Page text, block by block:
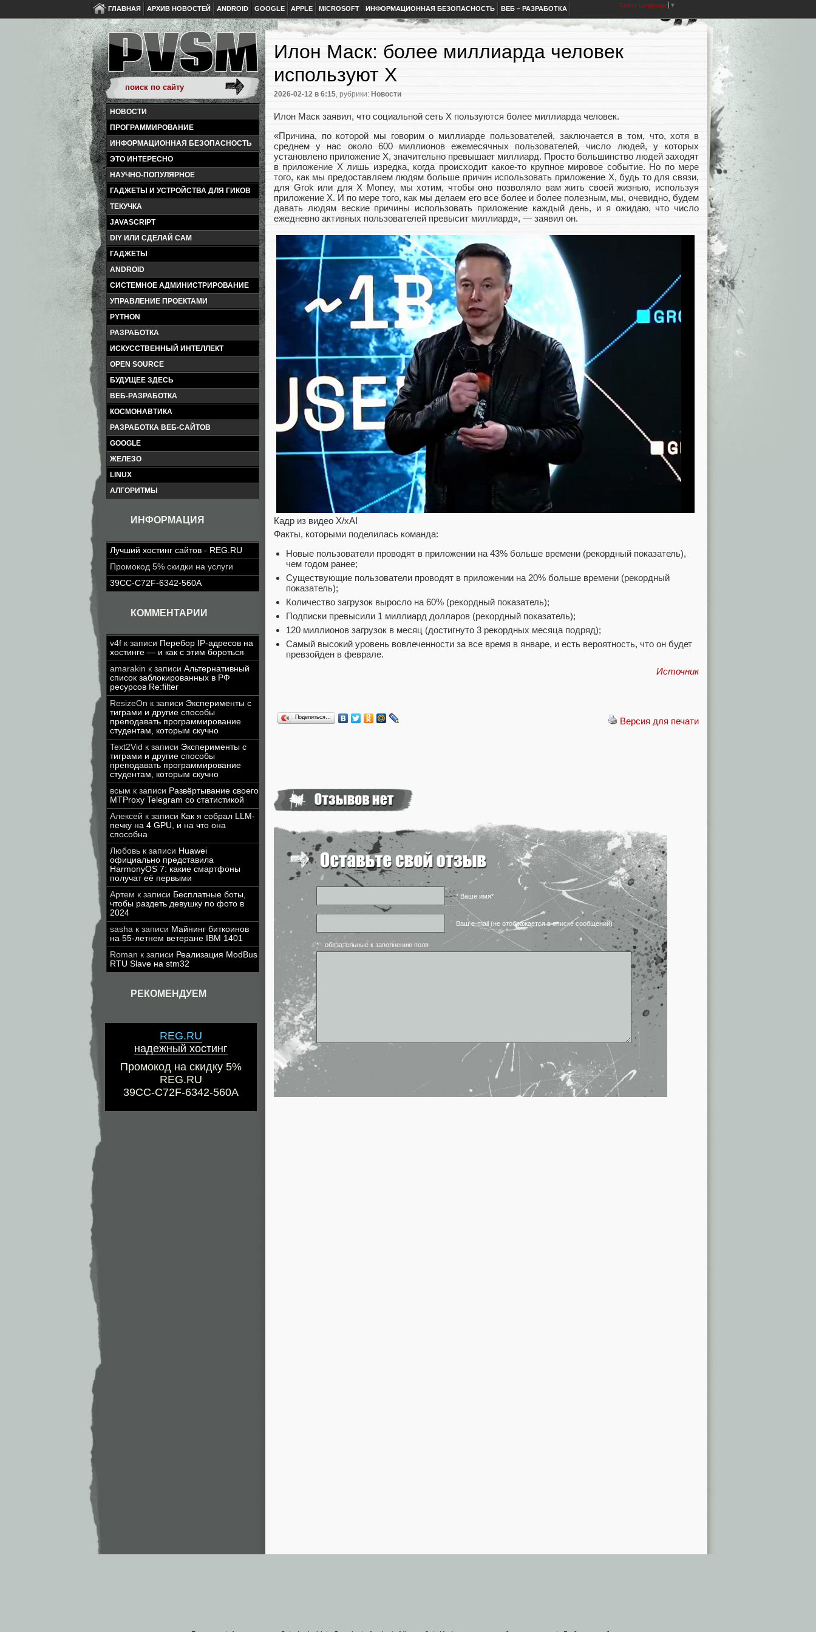
ГЛАВНАЯ АРХИВ НОВОСТЕЙ ANDROID GOOGLE APPLE MICROSOFT ИНФОРМАЦИОННАЯ БЕЗОПАСНОСТЬ ВЕБ – РАЗРАБОТКА Select Language ▼
НОВОСТИ
ПРОГРАММИРОВАНИЕ
ИНФОРМАЦИОННАЯ БЕЗОПАСНОСТЬ
ЭТО ИНТЕРЕСНО
НАУЧНО-ПОПУЛЯРНОЕ
ГАДЖЕТЫ И УСТРОЙСТВА ДЛЯ ГИКОВ
ТЕКУЧКА
JAVASCRIPT
DIY ИЛИ СДЕЛАЙ САМ
ГАДЖЕТЫ
ANDROID
СИСТЕМНОЕ АДМИНИСТРИРОВАНИЕ
УПРАВЛЕНИЕ ПРОЕКТАМИ
PYTHON
РАЗРАБОТКА
ИСКУССТВЕННЫЙ ИНТЕЛЛЕКТ
OPEN SOURCE
БУДУЩЕЕ ЗДЕСЬ
ВЕБ-РАЗРАБОТКА
КОСМОНАВТИКА
РАЗРАБОТКА ВЕБ-САЙТОВ
GOOGLE
ЖЕЛЕЗО
LINUX
АЛГОРИТМЫ
ИНФОРМАЦИЯ
Лучший хостинг сайтов - REG.RU
Промокод 5% скидки на услуги
39CC-C72F-6342-560A
КОММЕНТАРИИ
v4f к записи Перебор IP-адресов на
хостинге — и как с этим бороться
amarakin к записи Альтернативный
список заблокированных в РФ
ресурсов Re:filter
ResizeOn к записи Эксперименты с
тиграми и другие способы
преподавать программирование
студентам, которым скучно
Text2Vid к записи Эксперименты с
тиграми и другие способы
преподавать программирование
студентам, которым скучно
всым к записи Развёртывание своего
MTProxy Telegram со статистикой
Алексей к записи Как я собрал LLM-
печку на 4 GPU, и на что она
способна
Любовь к записи Huawei
официально представила
HarmonyOS 7: какие смартфоны
получат её первыми
Артем к записи Бесплатные боты,
чтобы раздеть девушку по фото в
2024
sasha к записи Майнинг биткоинов
на 55-летнем ветеране IBM 1401
Roman к записи Реализация ModBus
RTU Slave на stm32
РЕКОМЕНДУЕМ
REG.RU
надежный хостинг
Промокод на скидку 5%
REG.RU
39CC-C72F-6342-560A
Илон Маск: более миллиарда человек
используют X
2026-02-12 в 6:15, рубрики: Новости
Илон Маск заявил, что социальной сеть X пользуются более миллиарда человек.
«Причина, по которой мы говорим о миллиарде пользователей, заключается в том, что, хотя в
среднем у нас около 600 миллионов ежемесячных пользователей, число людей, у которых
установлено приложение X, значительно превышает миллиард. Просто большинство людей заходят
в приложение X лишь изредка, когда происходит какое-то крупное мировое событие. Но по мере
того, как мы предоставляем людям больше причин использовать приложение X, будь то для связи,
для Grok или для X Money, мы хотим, чтобы оно позволяло вам жить своей жизнью, используя
приложение X. И по мере того, как мы делаем его все более и более полезным, мы, очевидно, будем
давать людям веские причины использовать приложение каждый день, и я ожидаю, что число
ежедневно активных пользователей превысит миллиард», — заявил он.
Кадр из видео X/xAI
Факты, которыми поделилась команда:
Новые пользователи проводят в приложении на 43% больше времени (рекордный показатель),
чем годом ранее;
Существующие пользователи проводят в приложении на 20% больше времени (рекордный
показатель);
Количество загрузок выросло на 60% (рекордный показатель);
Подписки превысили 1 миллиард долларов (рекордный показатель);
120 миллионов загрузок в месяц (достигнуто 3 рекордных месяца подряд);
Самый высокий уровень вовлеченности за все время в январе, и есть вероятность, что он будет
превзойден в феврале.
Источник
Версия для печати
Поделиться…
* Ваше имя*
Ваш e-mail (не отображается в списке сообщений)
* - обязательные к заполнению поля